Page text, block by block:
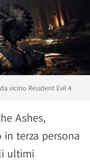
vicino Resident Evil 4
Ashes,
terza persona
ultimi